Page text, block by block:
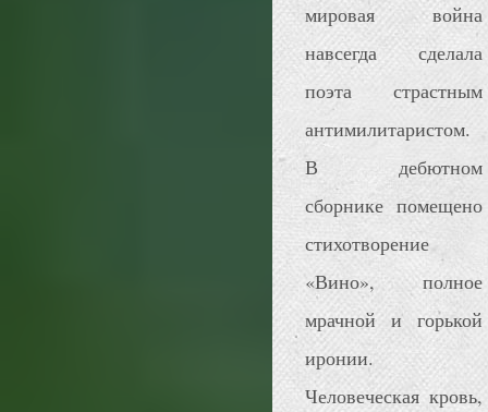
мировая война
навсегда сделала
поэта страстным
антимилитаристом.
В дебютном
сборнике помещено
стихотворение
«Вино», полное
мрачной и горькой
иронии.
Человеческая кровь,